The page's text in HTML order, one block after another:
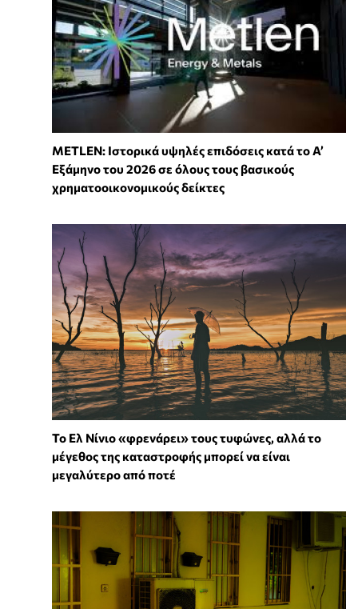
METLEN: Ιστορικά υψηλές επιδόσεις κατά το Α’
Εξάμηνο του 2026 σε όλους τους βασικούς
χρηματοοικονομικούς δείκτες
Το Ελ Νίνιο «φρενάρει» τους τυφώνες, αλλά το
μέγεθος της καταστροφής μπορεί να είναι
μεγαλύτερο από ποτέ